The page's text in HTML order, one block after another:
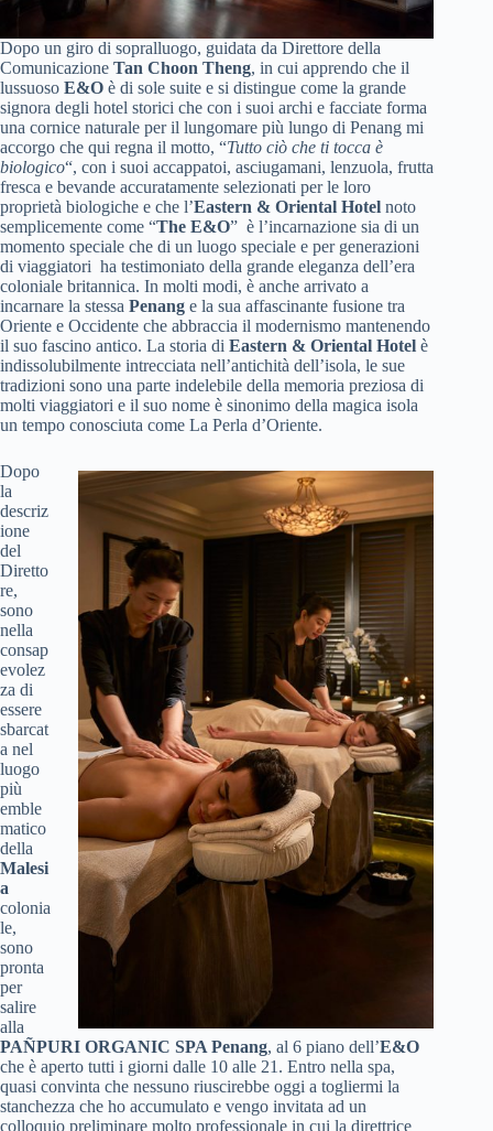
Dopo un giro di sopralluogo, guidata da Direttore della
Comunicazione Tan Choon Theng, in cui apprendo che il
lussuoso E&O è di sole suite e si distingue come la grande
signora degli hotel storici che con i suoi archi e facciate forma
una cornice naturale per il lungomare più lungo di Penang mi
accorgo che qui regna il motto, “Tutto ciò che ti tocca è
biologico“, con i suoi accappatoi, asciugamani, lenzuola, frutta
fresca e bevande accuratamente selezionati per le loro
proprietà biologiche e che l’Eastern & Oriental Hotel noto
semplicemente come “The E&O” è l’incarnazione sia di un
momento speciale che di un luogo speciale e per generazioni
di viaggiatori ha testimoniato della grande eleganza dell’era
coloniale britannica. In molti modi, è anche arrivato a
incarnare la stessa Penang e la sua affascinante fusione tra
Oriente e Occidente che abbraccia il modernismo mantenendo
il suo fascino antico. La storia di Eastern & Oriental Hotel è
indissolubilmente intrecciata nell’antichità dell’isola, le sue
tradizioni sono una parte indelebile della memoria preziosa di
molti viaggiatori e il suo nome è sinonimo della magica isola
un tempo conosciuta come La Perla d’Oriente.
Dopo
la
descriz
ione
del
Diretto
re,
sono
nella
consap
evolez
za di
essere
sbarcat
a nel
luogo
più
emble
matico
della
Malesi
a
colonia
le,
sono
pronta
per
salire
alla
PAÑPURI ORGANIC SPA Penang, al 6 piano dell’E&O
che è aperto tutti i giorni dalle 10 alle 21. Entro nella spa,
quasi convinta che nessuno riuscirebbe oggi a togliermi la
stanchezza che ho accumulato e vengo invitata ad un
colloquio preliminare molto professionale in cui la direttrice